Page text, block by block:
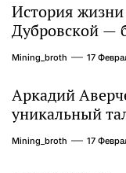
История
Дубровской —
интересные
Mining_broth 17
Аркадий
уникальный
и
восхищать
Mining_broth 17